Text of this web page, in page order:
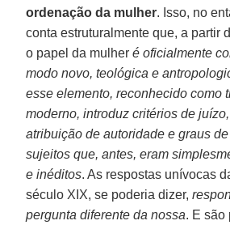
ordenação da mulher. Isso, no
conta estruturalmente que, a partir
o papel da mulheré oficialmente
modo novo, teológica e
esse elemento, reconhecido como
moderno, introduz critérios de
atribuição de autoridade e graus
sujeitos que, antes, eram
e inéditos. As respostas unívocas
século XIX, se poderia dizer,
pergunta diferente da nossa. E são